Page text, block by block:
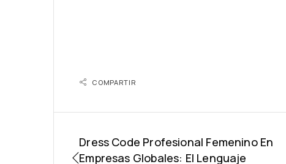
COMPARTIR
Dress Code Profesional Femenino En
Empresas Globales: El Lenguaje